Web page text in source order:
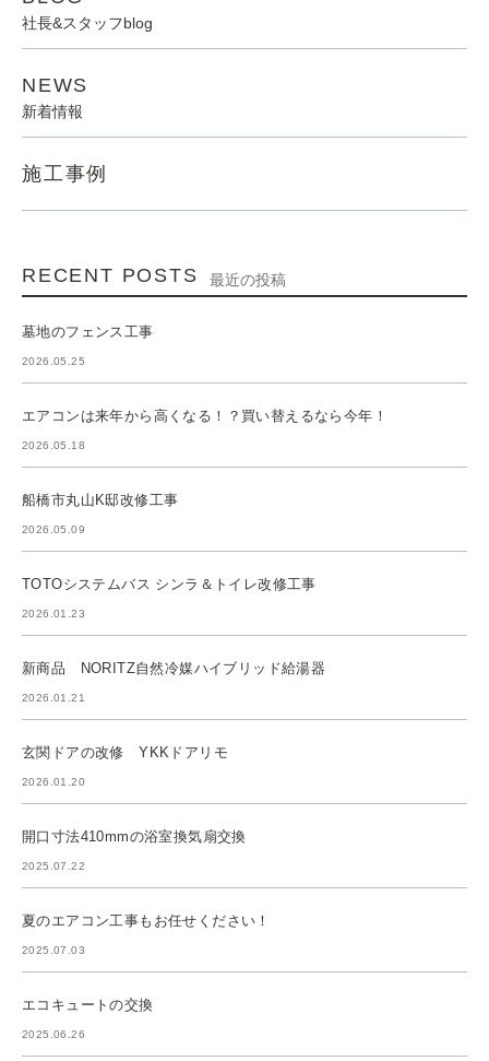
社長&スタッフblog
NEWS
新着情報
施工事例
RECENT POSTS 最近の投稿
墓地のフェンス工事
2026.05.25
エアコンは来年から高くなる！？買い替えるなら今年！
2026.05.18
船橋市丸山K邸改修工事
2026.05.09
TOTOシステムバス シンラ＆トイレ改修工事
2026.01.23
新商品 NORITZ自然冷媒ハイブリッド給湯器
2026.01.21
玄関ドアの改修 YKKドアリモ
2026.01.20
開口寸法410mmの浴室換気扇交換
2025.07.22
夏のエアコン工事もお任せください！
2025.07.03
エコキュートの交換
2025.06.26